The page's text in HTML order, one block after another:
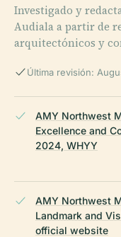
Investigado y
Audiala a partir de
arquitectónicos y
Última revisión:
AMY Northwest
Excellence and
2024, WHYY
AMY Northwest
Landmark and
official website